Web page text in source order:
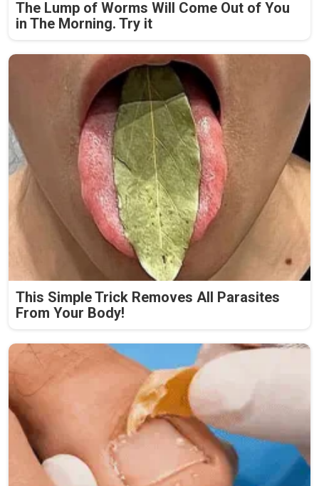
The Lump of Worms Will Come Out of You
in The Morning. Try it
This Simple Trick Removes All Parasites
From Your Body!